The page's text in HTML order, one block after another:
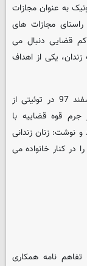
به عنوان مجازات
راستای مجازات های
قضایی دنبال می
یکی از اهداف
معاون امور زنان و خانواده رییس جمهوری 21 اسفند 97 در توئیتی از
قوه قضاییه با
و نوشت: زنان زندانی
در کنار خانواده می
نامه همکاری